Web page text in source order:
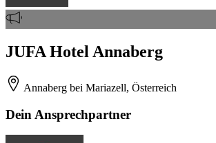
JUFA Hotel Annaberg
Annaberg bei Mariazell, Österreich
Dein Ansprechpartner